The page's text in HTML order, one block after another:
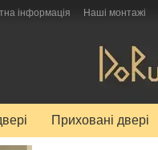
інформація Наші монтажі
Приховані двері